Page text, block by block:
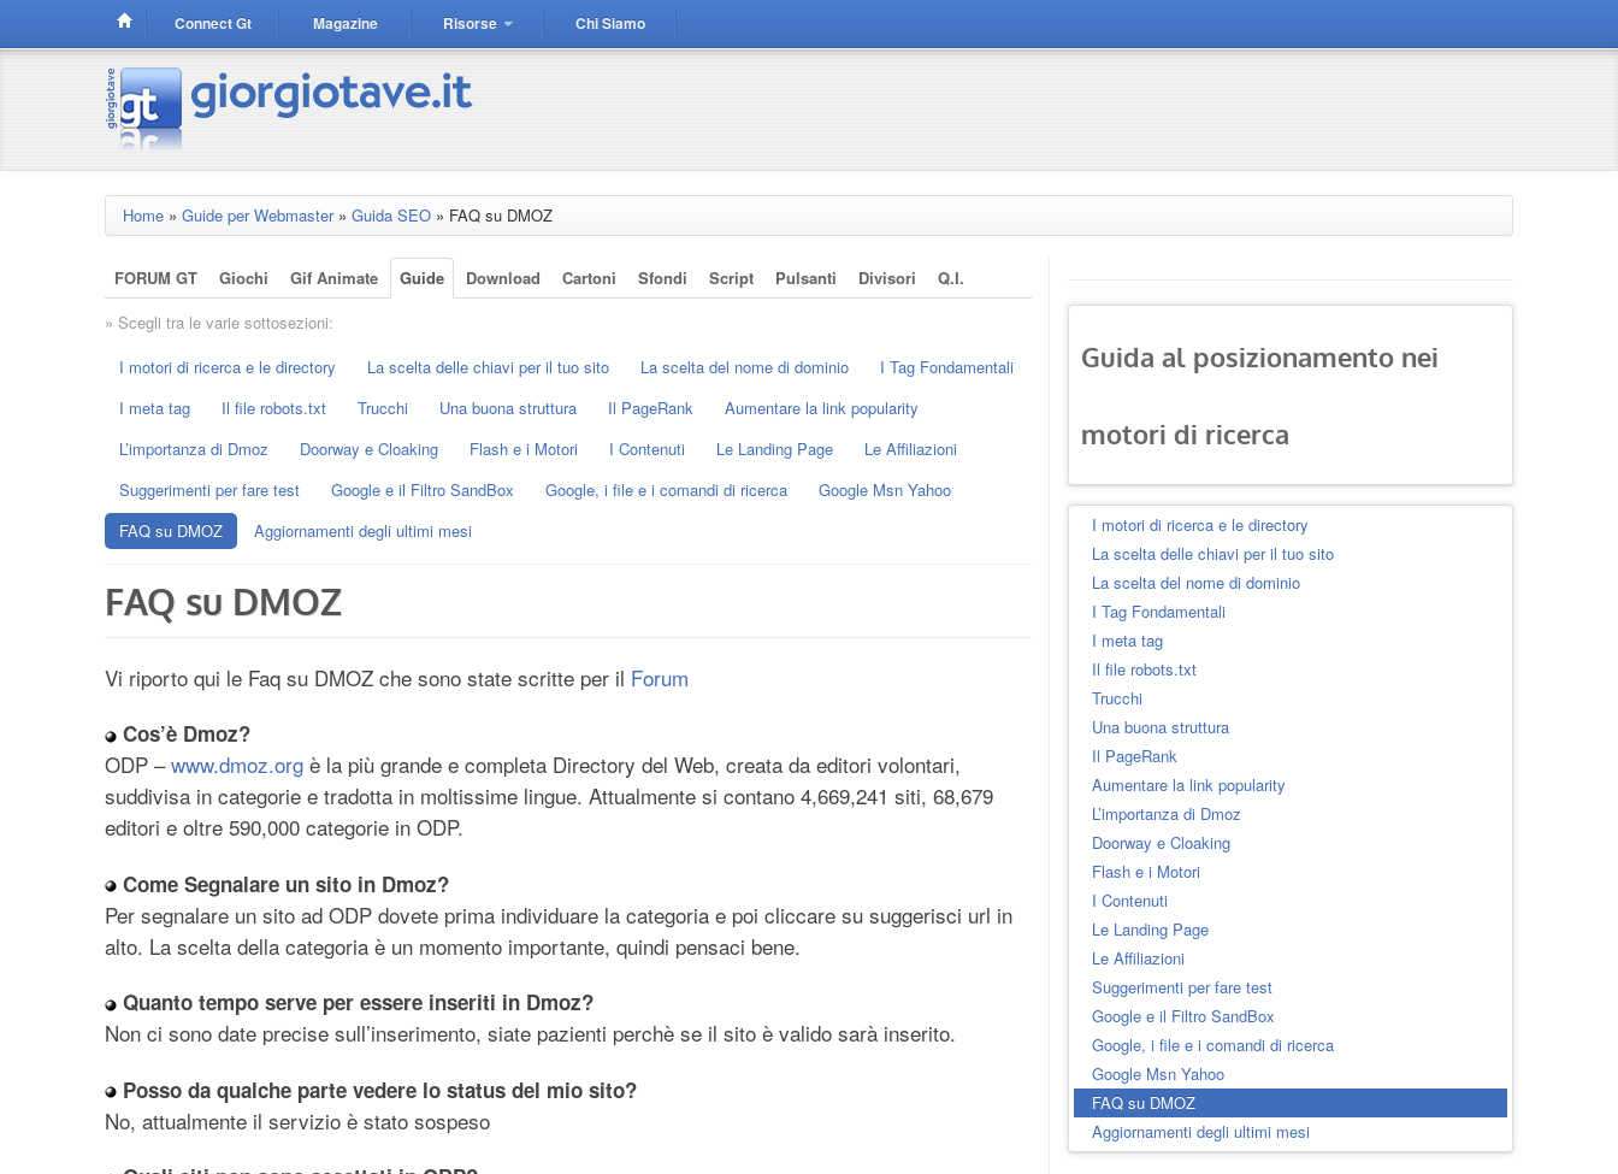
Connect Gt Magazine Risorse Chi Siamo
Home » Guide per Webmaster» Guida SEO » FAQ su DMOZ
FORUM GT Giochi Gif Animate Guide Download Cartoni Sfondi Script Pulsanti Divisori
Q.i.
» Scegli tra le varie sottosezioni:
I motori di ricerca e le directory
La scelta delle chiavi per il tuo sito La scelta del nome di dominio
I Tag Fondamentali
I meta tag
Il file robots.txt Trucchi Una buona struttura Il PageRank
Aumentare la link popularity
L’importanza di Dmoz
Doorway e Cloaking Flash e i Motori I Contenuti Le Landing Page
Le Affiliazioni
Suggerimenti per fare test
Google e il Filtro SandBox Google, i file e i comandi di ricerca
Google Msn Yahoo
FAQ su DMOZ
Aggiornamenti degli ultimi mesi
FAQ su DMOZ
Vi riporto qui le Faq su DMOZ che sono state scritte per il Forum
Cos’è Dmoz?
ODP –www.dmoz.org è la più grande e completa Directory del Web, creata da editori volontari,
suddivisa in categorie e tradotta in moltissime lingue. Attualmente si contano 4,669,241 siti, 68,679
editori e oltre 590,000 categorie in ODP.
Come Segnalare un sito in Dmoz?
Per segnalare un sito ad ODP dovete prima individuare la categoria e poi cliccare su suggerisci url in
alto. La scelta della categoria è un momento importante, quindi pensaci bene.
Quanto tempo serve per essere inseriti in Dmoz?
Non ci sono date precise sull’inserimento, siate pazienti perchè se il sito è valido sarà inserito.
Posso da qualche parte vedere lo status del mio sito?
No, attualmente il servizio è stato sospeso
Guida al posizionamento nei
motori di ricerca
I motori di ricerca e le directory
La scelta delle chiavi per il tuo sito
La scelta del nome di dominio
I Tag Fondamentali
I meta tag
Il file robots.txt
Trucchi
Una buona struttura
Il PageRank
Aumentare la link popularity
L’importanza di Dmoz
Doorway e Cloaking
Flash e i Motori
I Contenuti
Le Landing Page
Le Affiliazioni
Suggerimenti per fare test
Google e il Filtro SandBox
Google, i file e i comandi di ricerca
Google Msn Yahoo
FAQ su DMOZ
Aggiornamenti degli ultimi mesi